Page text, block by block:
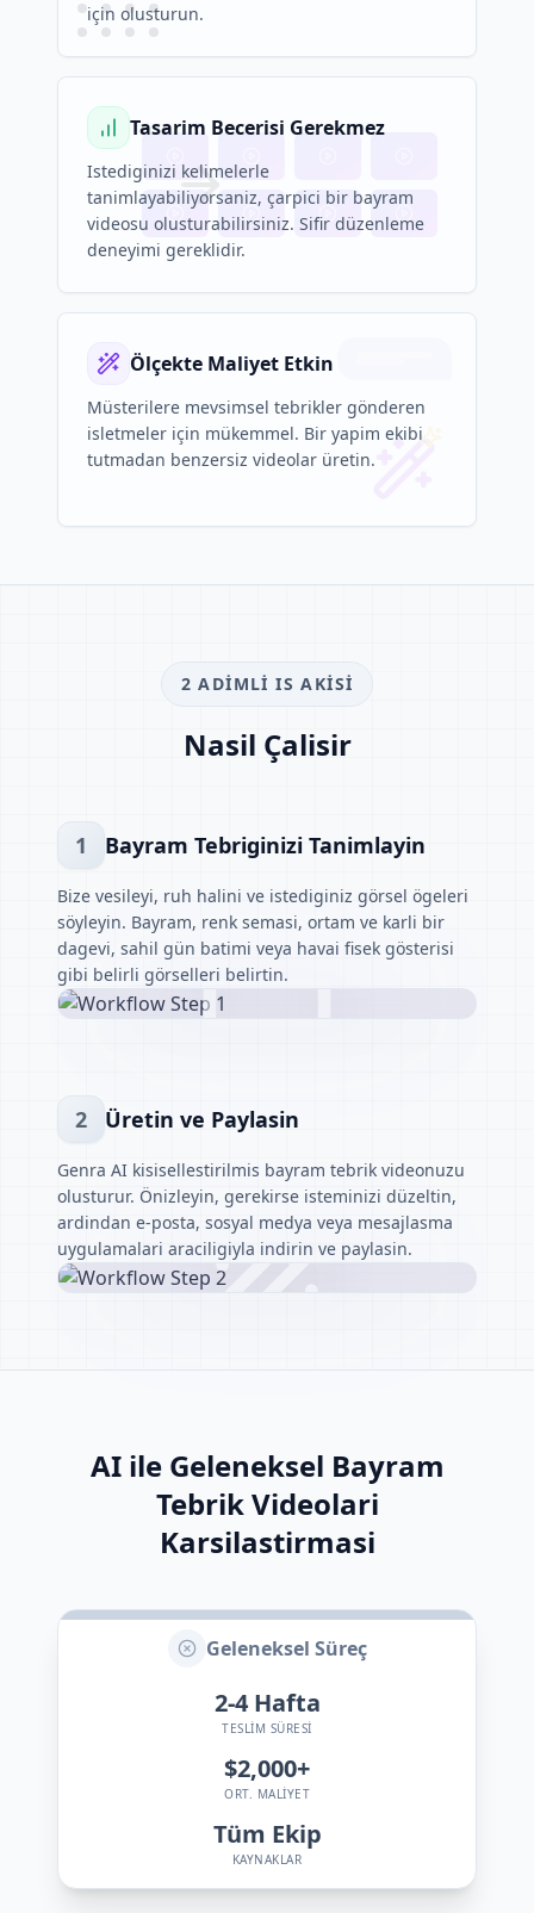
için olusturun.
Tasarim Becerisi Gerekmez
Istediginizi kelimelerle
tanimlayabiliyorsaniz, çarpici bir bayram
videosu olusturabilirsiniz. Sifir düzenleme
deneyimi gereklidir.
Ölçekte Maliyet Etkin
Müsterilere mevsimsel tebrikler gönderen
isletmeler için mükemmel. Bir yapim ekibi
tutmadan benzersiz videolar üretin.
2 ADIMLI IS AKISI
Nasil Çalisir
1 Bayram Tebriginizi Tanimlayin
Bize vesileyi, ruh halini ve istediginiz görsel ögeleri
söyleyin. Bayram, renk semasi, ortam ve karli bir
dagevi, sahil gün batimi veya havai fisek gösterisi
gibi belirli görselleri belirtin.
2 Üretin ve Paylasin
Genra AI kisisellestirilmis bayram tebrik videonuzu
olusturur. Önizleyin, gerekirse isteminizi düzeltin,
ardindan e-posta, sosyal medya veya mesajlasma
uygulamalari araciligiyla indirin ve paylasin.
AI ile Geleneksel Bayram
Tebrik Videolari
Karsilastirmasi
Geleneksel Süreç
2-4 Hafta
TESLIM SÜRESI
$2,000+
ORT. MALIYET
Tüm Ekip
KAYNAKLAR